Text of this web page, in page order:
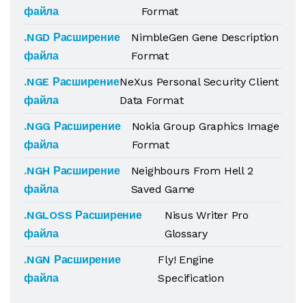
файла
Format
.NGD Расширение
файла
NimbleGen Gene Description
Format
.NGE Расширение
файла
NeXus Personal Security Client
Data Format
.NGG Расширение
файла
Nokia Group Graphics Image
Format
.NGH Расширение
файла
Neighbours From Hell 2
Saved Game
.NGLOSS Расширение
файла
Nisus Writer Pro
Glossary
.NGN Расширение
файла
Fly! Engine
Specification